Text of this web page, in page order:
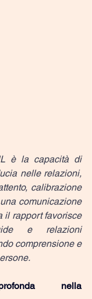
è la capacità di
nelle relazioni,
calibrazione
comunicazione
il rapport favorisce
e relazioni
comprensione e
nella